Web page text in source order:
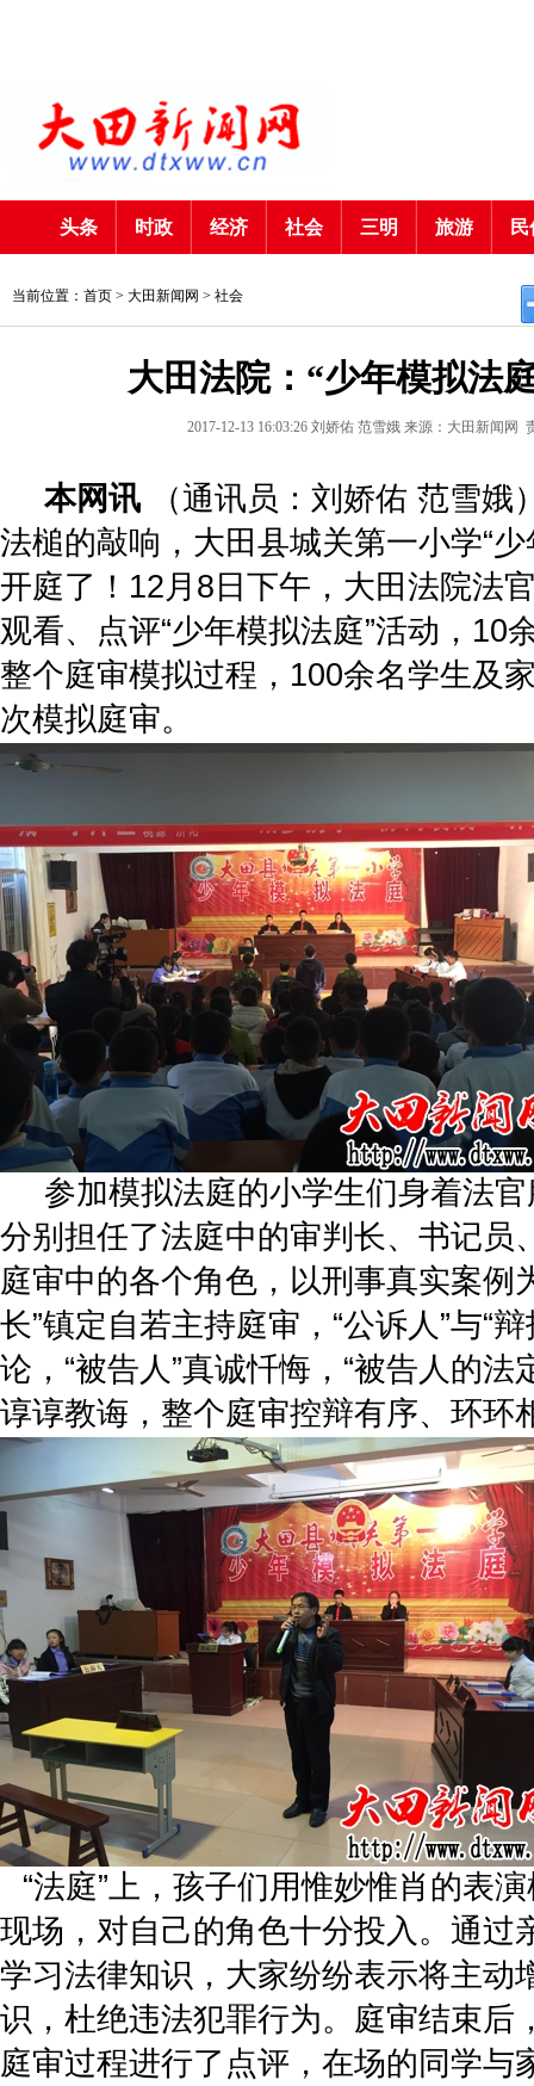
头条 时政 经济 社会 三明 旅游
当前位置：首页 > 大田新闻网 > 社会
大田法院：“少年模拟法
2017-12-13 16:03:26 刘娇佑 范雪娥 来源：大田新闻网
本网讯 （通讯员：刘娇佑 范雪娥
法槌的敲响，大田县城关第一小学“
开庭了！12月8日下午，大田法院法
观看、点评“少年模拟法庭”活动，10
整个庭审模拟过程，100余名学生及
次模拟庭审。
参加模拟法庭的小学生们身着法
分别担任了法庭中的审判长、书记员
庭审中的各个角色，以刑事真实案例
长”镇定自若主持庭审，“公诉人”与“
论，“被告人”真诚忏悔，“被告人的法
谆谆教诲，整个庭审控辩有序、环环
“法庭”上，孩子们用惟妙惟肖的表
现场，对自己的角色十分投入。通过
学习法律知识，大家纷纷表示将主动
识，杜绝违法犯罪行为。庭审结束后
庭审过程进行了点评，在场的同学与